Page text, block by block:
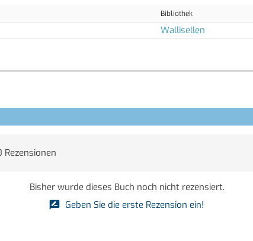
Bibliothek
Wallisellen
Rezensionen
Bisher wurde dieses Buch noch nicht rezensiert.
Geben Sie die erste Rezension ein!